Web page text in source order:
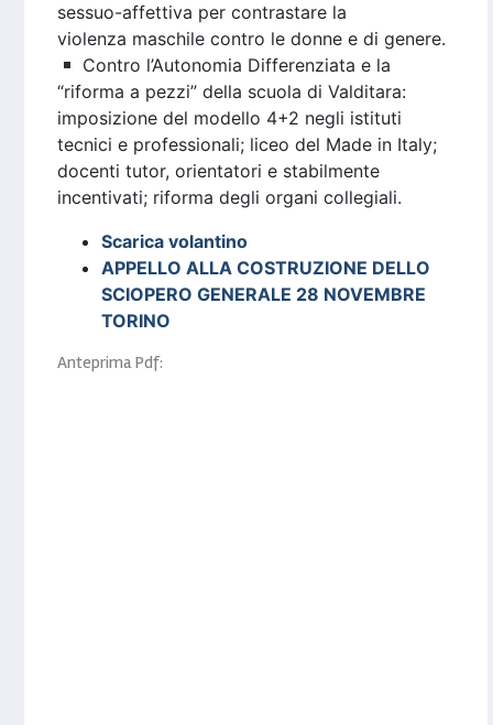
sessuo-affettiva per contrastare la
violenza maschile contro le donne e di genere.
Contro l’Autonomia Differenziata e la
“riforma a pezzi” della scuola di Valditara:
imposizione del modello 4+2 negli istituti
tecnici e professionali; liceo del Made in Italy;
docenti tutor, orientatori e stabilmente
incentivati; riforma degli organi collegiali.
Scarica volantino
APPELLO ALLA COSTRUZIONE DELLO
SCIOPERO GENERALE 28 NOVEMBRE
TORINO
Anteprima Pdf: